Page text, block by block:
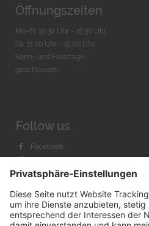
Öffnungszeiten
Mo-Fr. 10:30 Uhr - 18:30 Uhr
Sa. 11:00 Uhr - 15.00 Uhr
Sonn- und Feiertage
geschlossen
Follow us
Facebook
Instagram
Youtube